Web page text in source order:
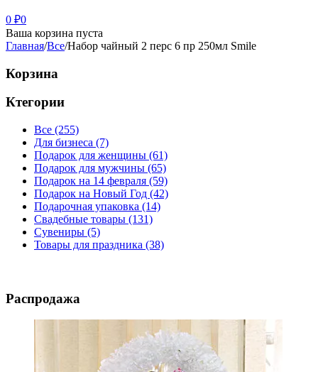
0 ₽0
Ваша корзина пуста
Главная/Все/Набор чайный 2 перс 6 пр 250мл Smile
Корзина
Ктегории
Все (255)
Для бизнеса (7)
Подарок для женщины (61)
Подарок для мужчины (65)
Подарок на 14 февраля (59)
Подарок на Новый Год (42)
Подарочная упаковка (14)
Свадебные товары (131)
Сувениры (5)
Товары для праздника (38)
Распродажа